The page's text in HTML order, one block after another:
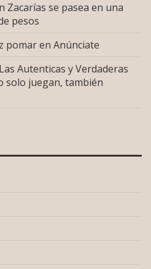
Zacarías se pasea en una
pesos
pomaren Anúnciate
Las Autenticas y Verdaderas
solo juegan, también